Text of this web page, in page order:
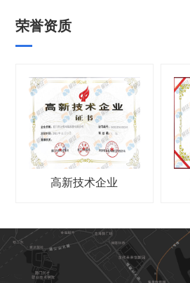
荣誉资质
高新技术企业